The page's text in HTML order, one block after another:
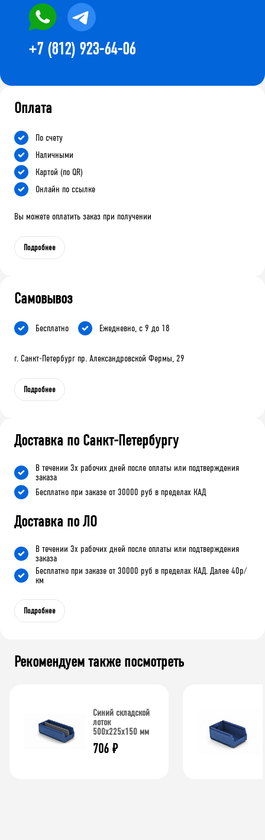
+7 (812) 923-64-06
Оплата
По счету
Наличными
Картой (по QR)
Онлайн по ссылке
Вы можете оплатить заказ при получении
Подробнее
Самовывоз
Бесплатно Ежедневно, с 9 до 18
г. Санкт-Петербург пр. Александровской Фермы, 29
Подробнее
Доставка по Санкт-Петербургу
В течении 3х рабочих дней после оплаты или подтверждения
заказа
Бесплатно при заказе от 30000 руб в пределах КАД
Доставка по ЛО
В течении 3х рабочих дней после оплаты или подтверждения
заказа
Бесплатно при заказе от 30000 руб в пределах КАД. Далее 40р/
км
Подробнее
Рекомендуем также посмотреть
Синий складской
лоток
500х225х150 мм
706 ₽